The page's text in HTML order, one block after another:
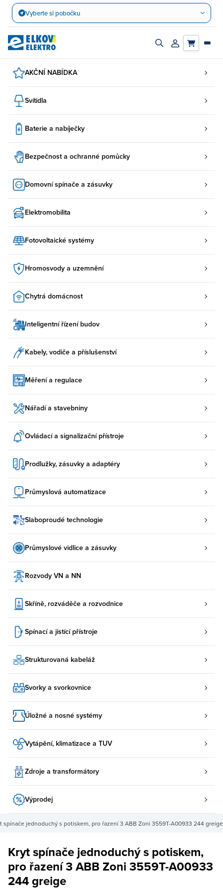
Přejít
obsah
Vyberte si pobočku
Zapnout/vypnout
Přihlásit/
AKČNÍ NABÍDKA
Svítidla
Baterie a nabíječky
Bezpečnost a ochranné pomůcky
Domovní spínače a zásuvky
Elektromobilita
Fotovoltaické systémy
Hromosvody a uzemnění
Chytrá domácnost
Inteligentní řízení budov
Kabely, vodiče a příslušenství
Měření a regulace
Nářadí a stavebniny
Ovládací a signalizační přístroje
Prodlužky, zásuvky a adaptéry
Průmyslová automatizace
Slaboproudé technologie
Průmyslové vidlice a zásuvky
Rozvody VN a NN
Skříně, rozváděče a rozvodnice
Spínací a jistící přístroje
Strukturovaná kabeláž
Svorky a svorkovnice
Úložné a nosné systémy
Vytápění, klimatizace a TUV
Zdroje a transformátory
Výprodej
spínače jednoduchý s potiskem, pro řazení 3 ABB Zoni 3559T-A00933 244 greige
Kryt spínače jednoduchý s potiskem,
pro řazení 3 ABB Zoni 3559T-A00933
244 greige